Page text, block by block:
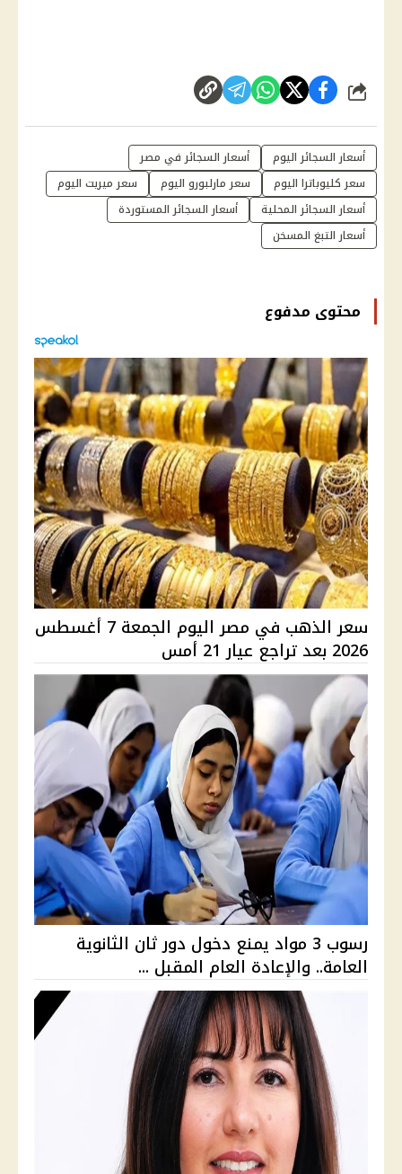
شارك
أسعار السجائر اليوم
أسعار السجائر في مصر
سعر كليوباترا اليوم
سعر مارلبورو اليوم
سعر ميريت اليوم
أسعار السجائر المحلية
أسعار السجائر المستوردة
أسعار التبغ المسخن
محتوى مدفوع
سعر الذهب في مصر اليوم الجمعة 7 أغسطس
2026 بعد تراجع عيار 21 أمس
رسوب 3 مواد يمنع دخول دور ثان الثانوية
العامة.. والإعادة العام المقبل ...